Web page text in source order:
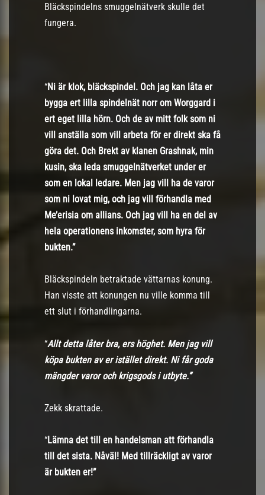
Bläckspindelns smuggelnätverk skulle det
fungera.
“Ni är klok, bläckspindel. Och jag kan låta er
bygga ert lilla spindelnät norr om Worggard i
ert eget lilla hörn. Och de av mitt folk som ni
vill anställa som vill arbeta för er direkt ska få
göra det. Och Brekt av klanen Grashnak, min
kusin, ska leda smuggelnätverket under er
som en lokal ledare. Men jag vill ha de varor
som ni lovat mig, och jag vill förhandla med
Me’erisia om allians. Och jag vill ha en del av
hela operationens inkomster, som hyra för
bukten.”
Bläckspindeln betraktade vättarnas konung.
Han visste att konungen nu ville komma till
ett slut i förhandlingarna.
“Allt detta låter bra, ers höghet. Men jag vill
köpa bukten av er istället direkt. Ni får goda
mängder varor och krigsgods i utbyte.”
Zekk skrattade.
“Lämna det till en handelsman att förhandla
till det sista. Nåväl! Med tillräckligt av varor
är bukten er!”